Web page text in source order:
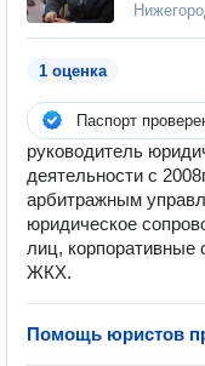
1 оценка
Паспорт
руководитель
деятельности с
арбитражным
юридическое
лиц, корпоративные
ЖКХ.
Помощь юристов